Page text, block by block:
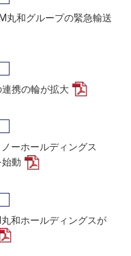
丸和グループの緊急輸送
連携の輪が拡大
ーホールディングス
始動
和ホールディングスが